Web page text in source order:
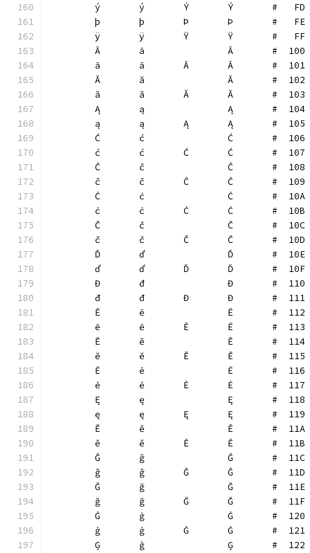
	ý	ý	Ý	Ý	#   FD
	þ	þ	Þ	Þ	#   FE
	ÿ	ÿ	Ÿ	Ÿ	#   FF
	Ā	ā		Ā	#  100
	ā	ā	Ā	Ā	#  101
	Ă	ă		Ă	#  102
	ă	ă	Ă	Ă	#  103
	Ą	ą		Ą	#  104
	ą	ą	Ą	Ą	#  105
	Ć	ć		Ć	#  106
	ć	ć	Ć	Ć	#  107
	Ĉ	ĉ		Ĉ	#  108
	ĉ	ĉ	Ĉ	Ĉ	#  109
	Ċ	ċ		Ċ	#  10A
	ċ	ċ	Ċ	Ċ	#  10B
	Č	č		Č	#  10C
	č	č	Č	Č	#  10D
	Ď	ď		Ď	#  10E
	ď	ď	Ď	Ď	#  10F
	Đ	đ		Đ	#  110
	đ	đ	Đ	Đ	#  111
	Ē	ē		Ē	#  112
	ē	ē	Ē	Ē	#  113
	Ĕ	ĕ		Ĕ	#  114
	ĕ	ĕ	Ĕ	Ĕ	#  115
	Ė	ė		Ė	#  116
	ė	ė	Ė	Ė	#  117
	Ę	ę		Ę	#  118
	ę	ę	Ę	Ę	#  119
	Ě	ě		Ě	#  11A
	ě	ě	Ě	Ě	#  11B
	Ĝ	ĝ		Ĝ	#  11C
	ĝ	ĝ	Ĝ	Ĝ	#  11D
	Ğ	ğ		Ğ	#  11E
	ğ	ğ	Ğ	Ğ	#  11F
	Ġ	ġ		Ġ	#  120
	ġ	ġ	Ġ	Ġ	#  121
	Ģ	ģ		Ģ	#  122